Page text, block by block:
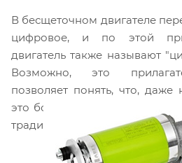
В бесщеточном двигателе
цифровое, и по этой
двигатель также называют
Возможно, это
позволяет понять, что, даже
это большой
традиционными двигателями.